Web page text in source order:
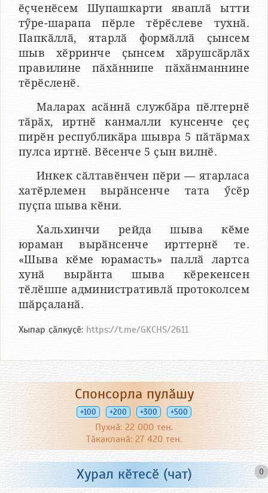
ӗҫченӗсем Шупашкарти яваплӑ ытти
тӳре-шарапа пӗрле тӗрӗслеве тухнӑ.
Папкӑллӑ, ятарлӑ формӑллӑ ҫынсем
шыв хӗрринче ҫынсем хӑрушсӑрлӑх
правилине пӑхӑннипе пӑхӑнманнине
тӗрӗсленӗ.
Маларах асӑннӑ службӑра пӗлтернӗ
тӑрӑх, иртнӗ канмалли кунсенче ҫеҫ
пирӗн республикӑра шывра 5 пӑтӑрмах
пулса иртнӗ. Вӗсенче 5 ҫын вилнӗ.
Инкек сӑлтавӗнчен пӗри — ятарласа
хатӗрлемен вырӑнсенче тата ӳсӗр
пуҫпа шыва кӗни.
Хальхинчи рейда шыва кӗме
юраман вырӑнсенче ирттернӗ те.
«Шыва кӗме юрамасть» паллӑ лартса
хунӑ вырӑнта шыва кӗрекенсен
тӗлӗшпе административлӑ протоколсем
шӑрҫаланӑ.
Хыпар ҫӑлкуҫӗ: https://t.me/GKCHS/2611
Спонсорла пулӑшу
+100 +200 +300 +500
Пухнӑ: 22 000 тен.
Тӑкакланӑ: 27 420 тен.
0
Хурал кӗтесӗ (чат)